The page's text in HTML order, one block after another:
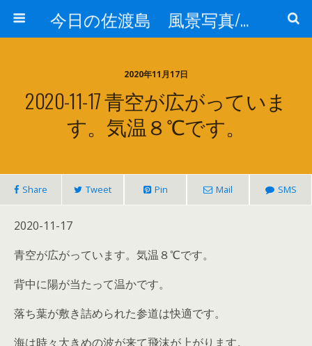
今日の佐渡島 風景写真/天気/お酒/お米/温泉
2020年11月17日
2020-11-17 青空が広がっていま
す。気温８℃です。
Share Tweet Pin Mail SMS
2020-11-17
青空が広がっています。気温８℃です。
背中に陽が当たって温かです。
落ち葉が敷き詰められた参道は快適です。
海は時々大きめの波が来て飛沫が上がります。